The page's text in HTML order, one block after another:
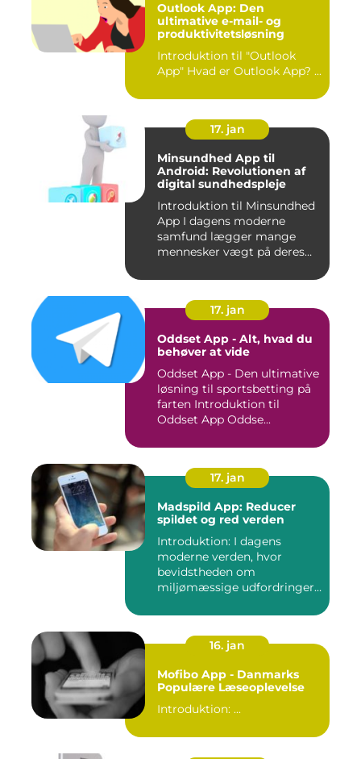
Outlook App: Den
ultimative e-mail- og
produktivitetsløsning
Introduktion til "Outlook
App" Hvad er Outlook App? ...
17. jan
Minsundhed App til
Android: Revolutionen af
digital sundhedspleje
Introduktion til Minsundhed
App I dagens moderne
samfund lægger mange
mennesker vægt på deres
17. jan
Oddset App - Alt, hvad du
behøver at vide
Oddset App - Den ultimative
løsning til sportsbetting på
farten Introduktion til
Oddset App Oddse...
17. jan
Madspild App: Reducer
spildet og red verden
Introduktion: I dagens
moderne verden, hvor
bevidstheden om
miljømæssige udfordringer
16. jan
Mofibo App - Danmarks
Populære Læseoplevelse
Introduktion: ...